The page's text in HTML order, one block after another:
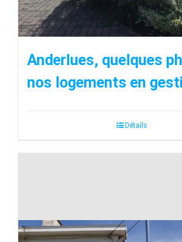
Anderlues, quelques
nos logements en
Détails